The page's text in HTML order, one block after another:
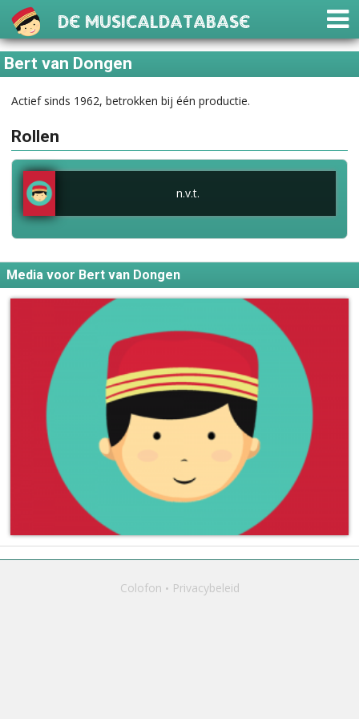
De Musicaldatabase
Bert van Dongen
Actief sinds 1962, betrokken bij één productie.
Rollen
n.v.t.
Media voor Bert van Dongen
Colofon Privacybeleid